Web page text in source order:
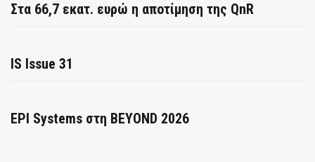
Στα 66,7 εκατ. ευρώ η αποτίμηση της QnR
IS Issue 31
EPI Systems στη BEYOND 2026